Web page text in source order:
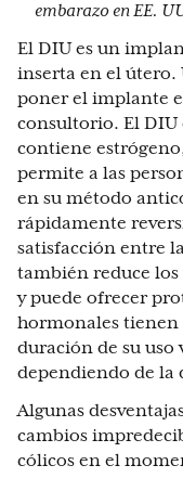
embarazo en EE.
El DIU es un
inserta en el útero.
poner el implante
consultorio. El DIU
contiene
permite a las
en su método
rápidamente
satisfacción entre
también reduce
y puede ofrecer
hormonales tienen
duración de su uso
dependiendo de la
Algunas
cambios
cólicos en el